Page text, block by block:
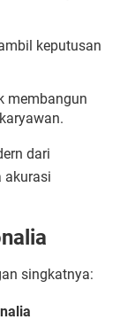
keputusan
membangun
dari
akurasi
singkatnya: